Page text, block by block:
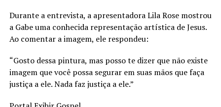
Durante a entrevista, a apresentadora Lila Rose mostrou
a Gabe uma conhecida representação artística de Jesus.
Ao comentar a imagem, ele respondeu:
“Gosto dessa pintura, mas posso te dizer que não existe
imagem que você possa segurar em suas mãos que faça
justiça a ele. Nada faz justiça a ele.”